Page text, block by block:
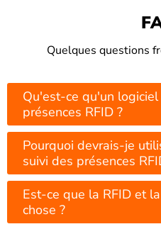
Quelques questions
Qu'est-ce qu'un
présences RFID ?
Pourquoi devrais-je
suivi des présences
Est-ce que la RFID et
chose ?